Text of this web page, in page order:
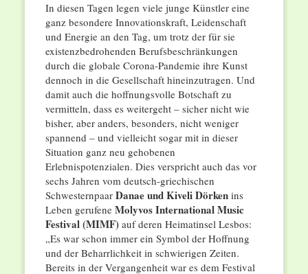
In diesen Tagen legen viele junge Künstler eine
ganz besondere Innovationskraft, Leidenschaft
und Energie an den Tag, um trotz der für sie
existenzbedrohenden Berufsbeschränkungen
durch die globale Corona-Pandemie ihre Kunst
dennoch in die Gesellschaft hineinzutragen. Und
damit auch die hoffnungsvolle Botschaft zu
vermitteln, dass es weitergeht – sicher nicht wie
bisher, aber anders, besonders, nicht weniger
spannend – und vielleicht sogar mit in dieser
Situation ganz neu gehobenen
Erlebnispotenzialen. Dies verspricht auch das vor
sechs Jahren vom deutsch-griechischen
Schwesternpaar Danae und Kiveli Dörkenins
Leben gerufene MolyvosInternational Music
Festival (MIMF) auf deren Heimatinsel Lesbos:
„Es war schon immer ein Symbol der Hoffnung
und der Beharrlichkeit in schwierigen Zeiten.
Bereits in der Vergangenheit war es dem Festival